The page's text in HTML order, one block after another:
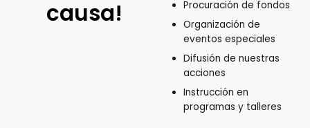
causa!
Procuración de fondos
Organización de
eventos especiales
Difusión de nuestras
acciones
Instrucción en
programas y talleres